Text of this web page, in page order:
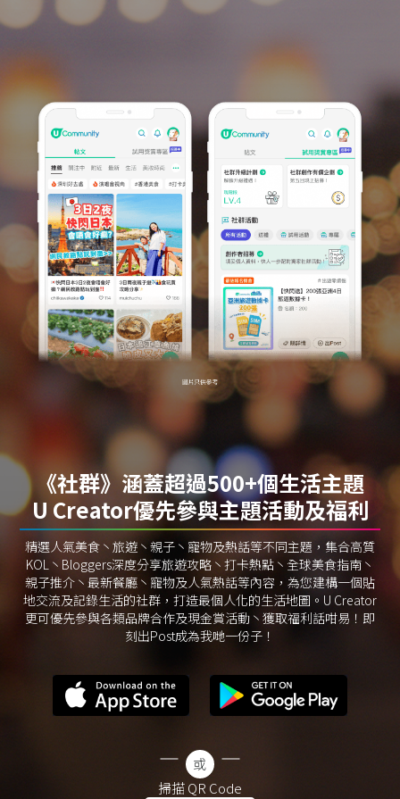
《社群》涵蓋超過500+個生活主題
U Creator優先參與主題活動及福利
精選人氣美食丶旅遊丶親子丶寵物及熱話等不同主題，集合高質
KOL丶Bloggers深度分享旅遊攻略丶打卡熱點丶全球美食指南丶
親子推介丶最新餐廳丶寵物及人氣熱話等內容，為您建構一個貼
地交流及記錄生活的社群，打造最個人化的生活地圖。U Creator
更可優先參與各類品牌合作及現金賞活動丶獲取福利話咁易！即
刻出Post成為我哋一份子！
掃描 QR Code